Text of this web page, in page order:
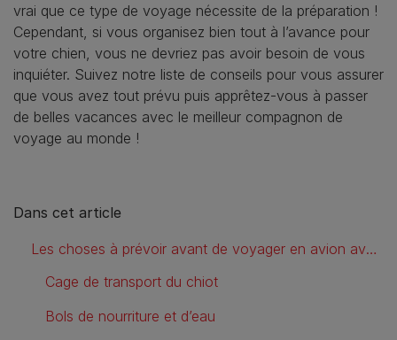
vrai que ce type de voyage nécessite de la préparation !
Cependant, si vous organisez bien tout à l’avance pour
votre chien, vous ne devriez pas avoir besoin de vous
inquiéter. Suivez notre liste de conseils pour vous assurer
que vous avez tout prévu puis apprêtez-vous à passer
de belles vacances avec le meilleur compagnon de
voyage au monde !
Dans cet article
Les choses à prévoir avant de voyager en avion avec un chien
Cage de transport du chiot
Bols de nourriture et d’eau